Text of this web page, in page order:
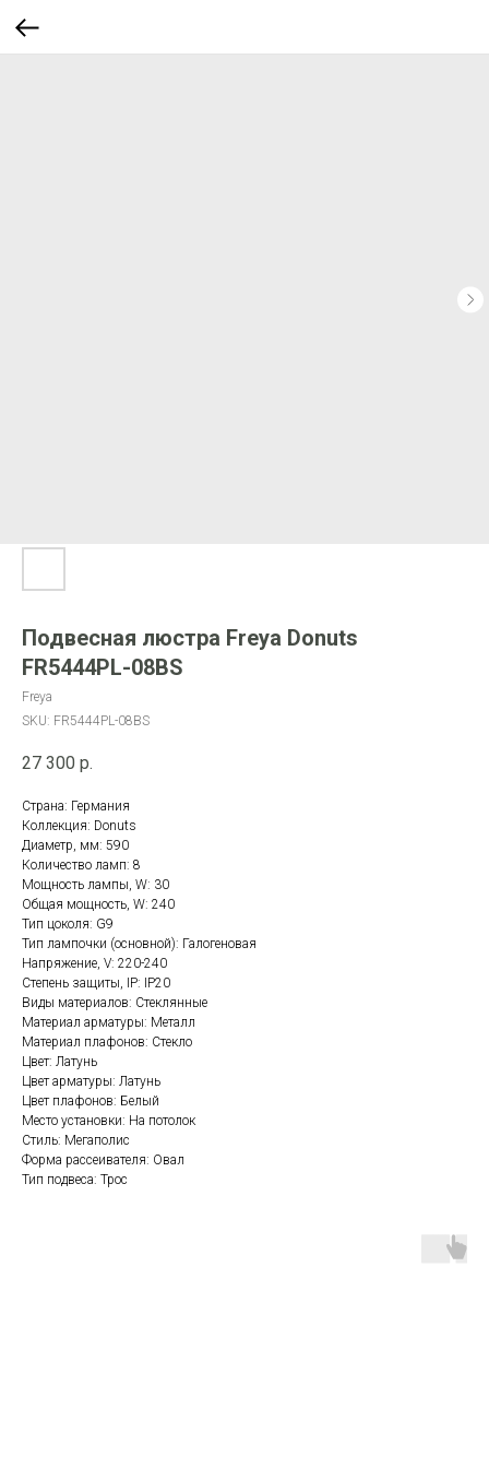
Подвесная люстра Freya Donuts
FR5444PL-08BS
Freya
SKU: FR5444PL-08BS
27 300 р.
Страна: Германия
Коллекция: Donuts
Диаметр, мм: 590
Количество ламп: 8
Мощность лампы, W: 30
Общая мощность, W: 240
Тип цоколя: G9
Тип лампочки (основной): Галогеновая
Напряжение, V: 220-240
Степень защиты, IP: IP20
Виды материалов: Стеклянные
Материал арматуры: Металл
Материал плафонов: Стекло
Цвет: Латунь
Цвет арматуры: Латунь
Цвет плафонов: Белый
Место установки: На потолок
Стиль: Мегаполис
Форма рассеивателя: Овал
Тип подвеса: Трос